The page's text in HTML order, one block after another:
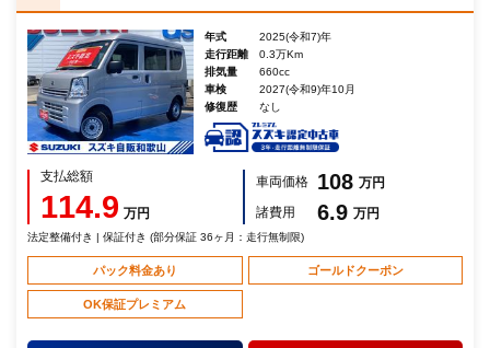
年式
2025(令和7)年
走行距離
0.3万Km
排気量
660cc
車検
2027(令和9)年10月
修復歴
なし
支払総額
114.9 万円
車両価格 108 万円
諸費用
6.9 万円
法定整備付き | 保証付き (部分保証 36ヶ月：走行無制限)
パック料金あり ゴールドクーポン
OK保証プレミアム